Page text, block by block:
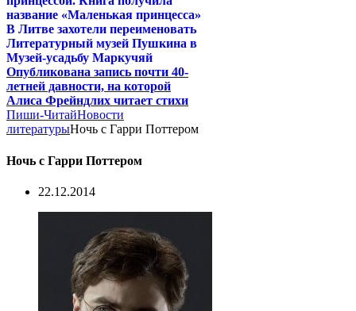
название «Маленькая принцесса»
В Литве захотели переименовать
Литературный музей Пушкина в
Музей-усадьбу Маркучяй
Опубликована запись почти 40-
летней давности, на которой
Алиса Фрейндлих читает стихи
Пиши-ЧитайНовости
литературыНочь с Гарри Поттером
Ночь с Гарри Поттером
22.12.2014